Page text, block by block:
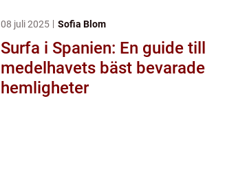
08 juli 2025 Sofia Blom
Surfa i Spanien: En guide till
medelhavets bäst bevarade
hemligheter